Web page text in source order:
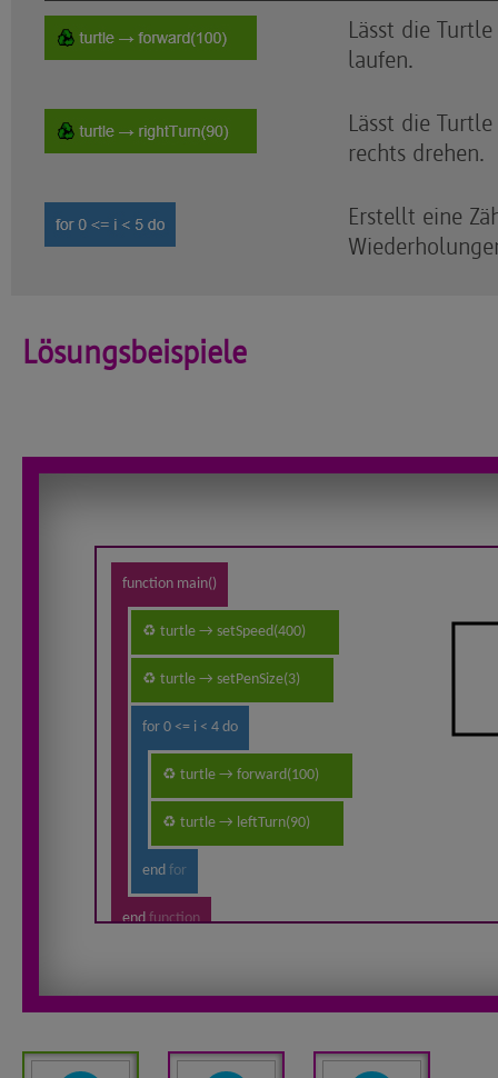
Lässt die
laufen.
Lässt die
rechts drehen.
Erstellt eine
Lösungsbeispiele